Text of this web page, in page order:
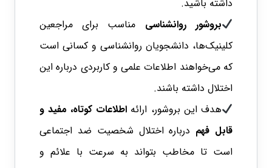
داشته باشید.
بروشور روانشناسی مناسب برای مراجعین
کلینیک‌ها، دانشجویان روانشناسی و کسانی است
که می‌خواهند اطلاعات علمی و کاربردی درباره این
اختلال داشته باشند.
هدف این بروشور، ارائه اطلاعات کوتاه، مفید و
قابل فهم درباره اختلال شخصیت ضد اجتماعی
است تا مخاطب بتواند به سرعت با علائم و